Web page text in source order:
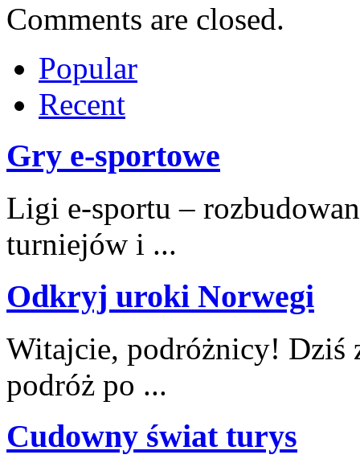
Comments are closed.
Popular
Recent
Gry e-sportowe
Ligi e-sportu –
turniejów i ...
Odkryj uroki Norwegi
Witajcie, podróżnicy! Dziś
podróż po ...
Cudowny świat turys